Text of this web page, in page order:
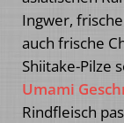
Ingwer,
auch frische
Shiitake-Pilze
Umami
Rindfleisch